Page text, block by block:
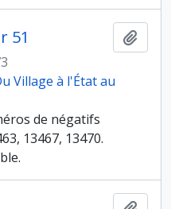
51
Village à l'État au
de négatifs
13467, 13470.